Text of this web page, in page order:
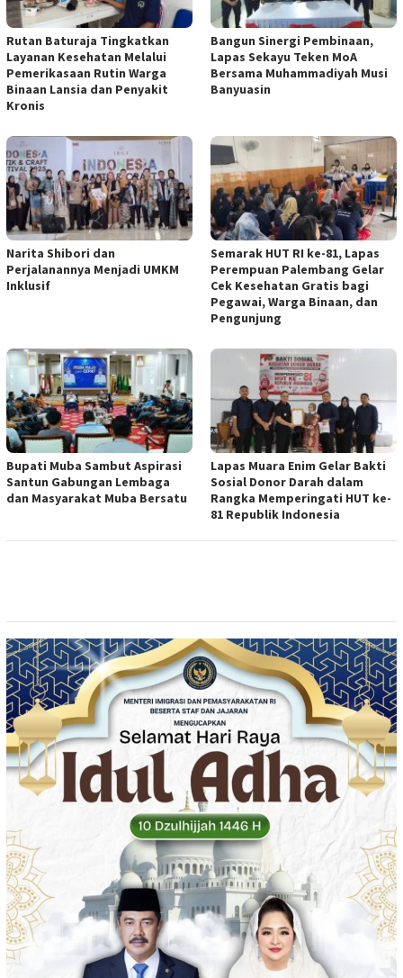
Rutan Baturaja Tingkatkan
Layanan Kesehatan Melalui
Pemerikasaan Rutin Warga
Binaan Lansia dan Penyakit
Kronis
Bangun Sinergi Pembinaan,
Lapas Sekayu Teken MoA
Bersama Muhammadiyah Musi
Banyuasin
Narita Shibori dan
Perjalanannya Menjadi UMKM
Inklusif
Semarak HUT RI ke-81, Lapas
Perempuan Palembang Gelar
Cek Kesehatan Gratis bagi
Pegawai, Warga Binaan, dan
Pengunjung
Bupati Muba Sambut Aspirasi
Santun Gabungan Lembaga
dan Masyarakat Muba Bersatu
Lapas Muara Enim Gelar Bakti
Sosial Donor Darah dalam
Rangka Memperingati HUT ke-
81 Republik Indonesia